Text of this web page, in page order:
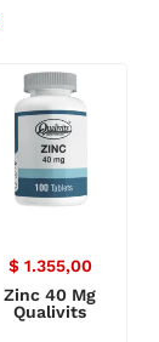
$1.355,00
Zinc 40 Mg
Qualivits